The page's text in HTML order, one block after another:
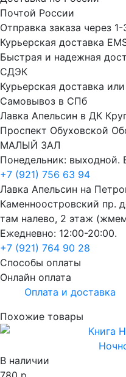
Почтой России
Отправка заказа через
Курьерская доставка
Быстрая и надежная
СДЭК
Курьерская доставка
Самовывоз в СПб
Лавка Апельсин в ДК
Проспект Обуховской
МАЛЫЙ ЗАЛ
Понедельник: выходной.
+7 (921) 756 63 94
Лавка Апельсин на
Каменноостровский пр.
там налево, 2 этаж
Ежедневно: 12:00-20:00.
+7 (921) 764 90 28
Способы оплаты
Онлайн оплата
Оплата и доставка
Похожие товары
В наличии